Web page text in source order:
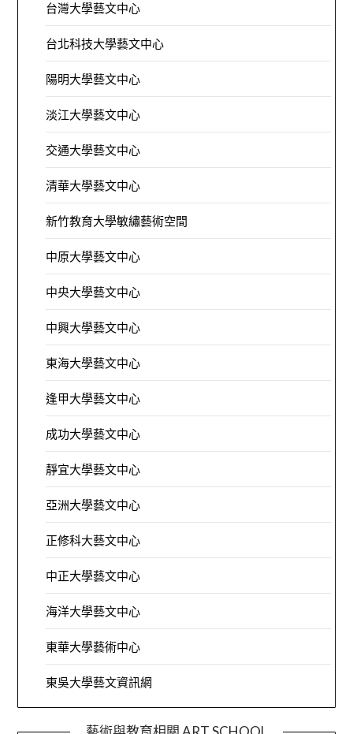
台灣大學藝文中心
台北科技大學藝文中心
陽明大學藝文中心
淡江大學藝文中心
交通大學藝文中心
清華大學藝文中心
新竹教育大學敏繡藝術空間
中原大學藝文中心
中央大學藝文中心
中興大學藝文中心
東海大學藝文中心
逢甲大學藝文中心
成功大學藝文中心
靜宜大學藝文中心
亞洲大學藝文中心
正修科大藝文中心
中正大學藝文中心
海洋大學藝文中心
東華大學藝術中心
東吳大學藝文資訊網